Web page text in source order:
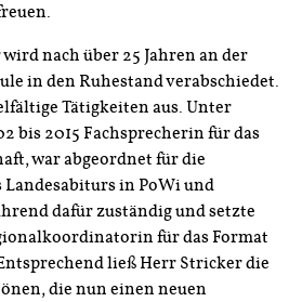
nach über 25 Jahren an der
in den Ruhestand verabschiedet.
Tätigkeiten aus. Unter
bis 2015 Fachsprecherin für das
war abgeordnet für die
in PoWi und
dafür zuständig und setzte
für das Format
ließ Herr Stricker die
die nun einen neuen